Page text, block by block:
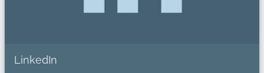
LinkedIn